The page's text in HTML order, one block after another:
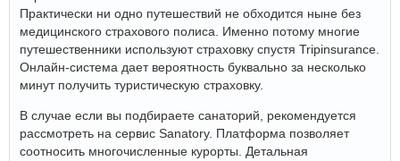
Практически ни одно путешествий не обходится ныне без
медицинского страхового полиса. Именно потому многие
путешественники используют страховку спустя Tripinsurance.
Онлайн-система дает вероятность буквально за несколько
минут получить туристическую страховку.
В случае если вы подбираете санаторий, рекомендуется
рассмотреть на сервис Sanatory. Платформа позволяет
соотносить многочисленные курорты. Детальная